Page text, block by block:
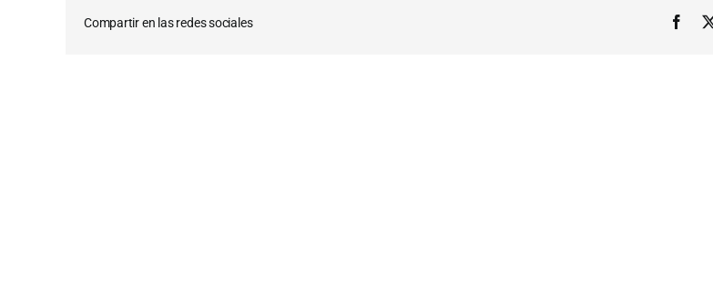
Compartir en las redes sociales